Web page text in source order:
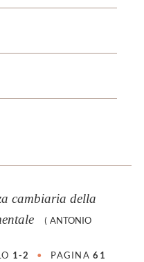
cambiaria della
( ANTONIO
1-2 • PAGINA61